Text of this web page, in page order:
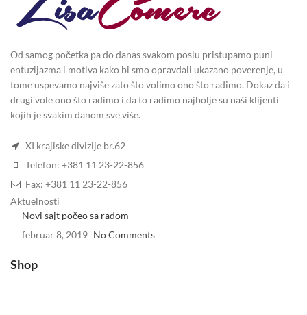
Od samog početka pa do danas svakom poslu pristupamo puni
entuzijazma i motiva kako bi smo opravdali ukazano poverenje, u
tome uspevamo najviše zato što volimo ono što radimo. Dokaz da i
drugi vole ono što radimo i da to radimo najbolje su naši klijenti
kojih je svakim danom sve više.
XI krajiske divizije br.62
Telefon: +381 11 23-22-856
Fax: +381 11 23-22-856
Aktuelnosti
Novi sajt počeo sa radom
februar 8, 2019 No Comments
Shop